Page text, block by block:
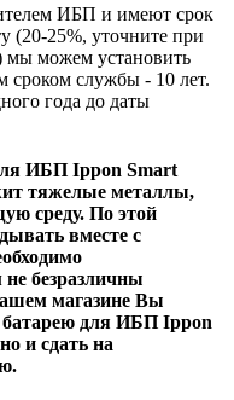
ИБП и имеют срок
(20-25%, уточните при
мы можем установить
сроком службы - 10 лет.
года до даты
ИБП Ippon Smart
тяжелые металлы,
среду. По этой
вместе с
безразличны
магазине Вы
батарею для ИБП Ippon
и сдать на